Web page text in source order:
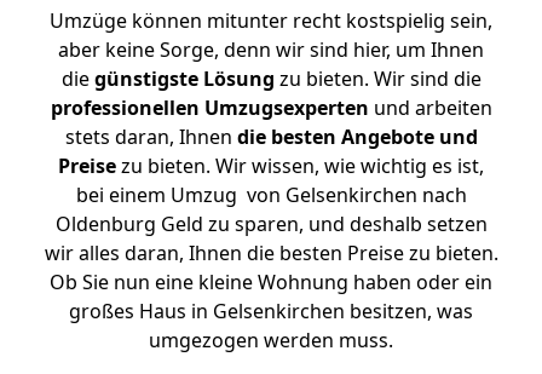
Umzüge können mitunter recht kostspielig sein,
aber keine Sorge, denn wir sind hier, um Ihnen
diegünstigste Lösung zu bieten. Wir sind die
professionellen Umzugsexperten und arbeiten
stets daran, Ihnen die besten Angebote und
Preisezu bieten. Wir wissen, wie wichtig es ist,
bei einem Umzug von Gelsenkirchen nach
Oldenburg Geld zu sparen, und deshalb setzen
wir alles daran, Ihnen die besten Preise zu bieten.
Ob Sie nun eine kleine Wohnung haben oder ein
großes Haus in Gelsenkirchen besitzen, was
umgezogen werden muss.